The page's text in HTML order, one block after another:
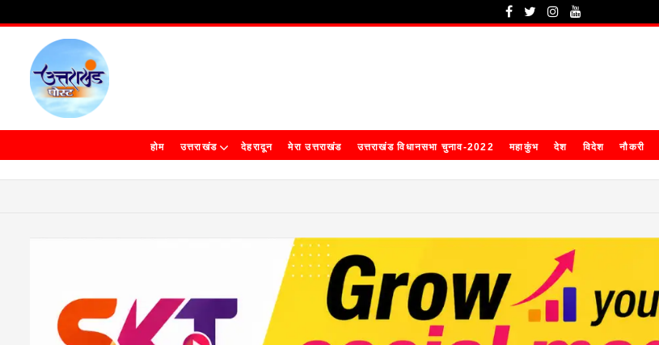
होम उत्तराखंड देहरादून मेरा उत्तराखंड उत्तराखंड विधानसभा चुनाव-2022 महाकुंभ देश विदेश नौकरी